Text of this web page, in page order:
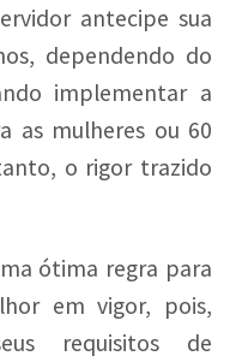
antecipe sua
dependendo do
implementar a
as mulheres ou 60
o rigor trazido
ótima regra para
em vigor, pois,
requisitos de